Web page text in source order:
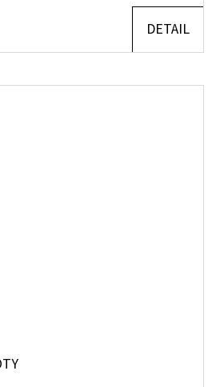
DETAIL